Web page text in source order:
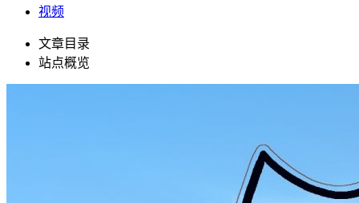
视频
文章目录
站点概览